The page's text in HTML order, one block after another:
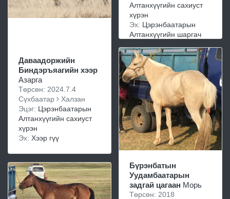
Даваадоржийн
Биндэръяагийн хээр
Азарга
Төрсөн: 2024.7.4
Сүхбаатар
Халзан
Эцэг: Цэрэнбаатарын
Алтанхүүгийн сахиуст
хүрэн
Эх: Хээр гүү
Алтанхүүгийн сахиуст
хүрэн
Эх: Цэрэнбаатарын
Алтанхүүгийн шаргач
Бүрэнбатын
Уудамбаатарын
задгай цагаан Морь
Төрсөн: 2018